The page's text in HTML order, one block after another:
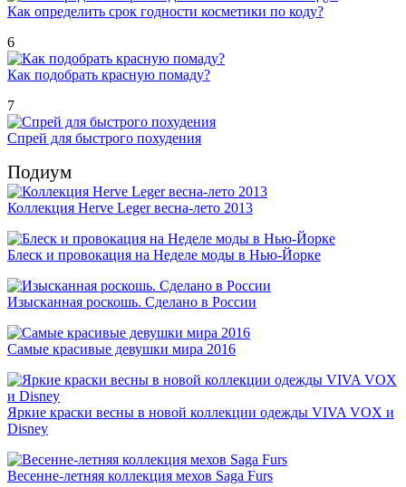
Как определить срок годности косметики по коду?
6
Как подобрать красную помаду?
7
Спрей для быстрого похудения
Подиум
Коллекция Herve Leger весна-лето 2013
Блеск и провокация на Неделе моды в Нью-Йорке
Изысканная роскошь. Сделано в России
Самые красивые девушки мира 2016
Яркие краски весны в новой коллекции одежды VIVA VOX и
Disney
Весенне-летняя коллекция мехов Saga Furs